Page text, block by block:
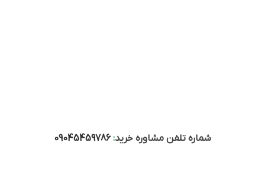
شماره تلفن مشاوره خرید:
09045459786